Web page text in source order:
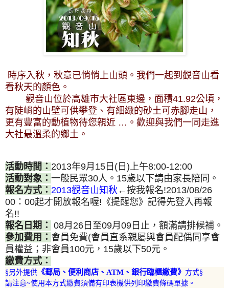
時序入秋，秋意已悄悄上山頭。我們一起到觀音山看
看秋天的顏色。
觀音山位於高雄市大社區東邊，面積41.92公頃，
有陡峭的山壁可供攀登、有細緻的砂土可赤腳走山，
更有豐富的動植物待您親近 …。歡迎與我們一同走進
大社最溫柔的鄉土。
活動時間： 2013年9月15日(日)上午8:00-12:00
活動對象： 一般民眾30人。15歲以下請由家長陪同。
報名方式： 2013觀音山知秋 ←按我報名!2013/08/26
00：00起才開放報名喔!《提醒您》記得先登入再報
名!!
報名日期： 08月26日至09月09日止，額滿請排候補。
參加費用： 會員免費(會員直系親屬與會員配偶同享會
員權益；非會員100元，15歲以下50元。
繳費方式：
§另外提供 《郵局、便利商店、ATM、銀行臨櫃繳費》 方式§
請注意~使用本方式繳費須備有印表機供列印繳費條碼單據。